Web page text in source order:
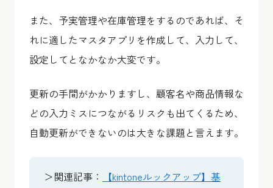
また、予実管理や在庫管理をするのであれば、そ
れに適したマスタアプリを作成して、入力して、
設定してとなかなか大変です。
更新の手間がかかりますし、顧客名や商品情報な
どの入力ミスにつながるリスクも出てくるため、
自動更新ができないのは大きな課題と言えます。
＞関連記事：
【kintoneルックアップ】基